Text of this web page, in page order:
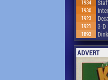
1934
1930
1923
1921 3-D
1893
ADVERT